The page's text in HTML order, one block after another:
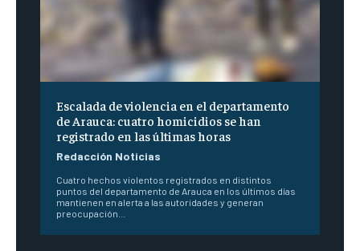
Escalada de violencia en el departamento
de Arauca: cuatro homicidios se han
registrado en las últimas horas
Redacción Noticias
Cuatro hechos violentos registrados en distintos
puntos del departamento de Arauca en los últimos días
mantienen en alerta a las autoridades y generan
preocupación...